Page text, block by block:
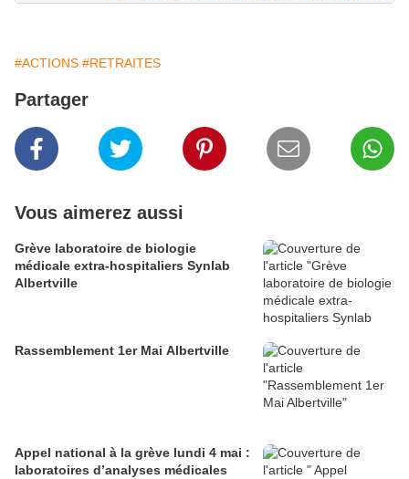
#ACTIONS #RETRAITES
Partager
Vous aimerez aussi
Grève laboratoire de biologie
médicale extra-hospitaliers Synlab
Albertville
Rassemblement 1er Mai Albertville
Appel national à la grève lundi 4 mai :
laboratoires d’analyses médicales